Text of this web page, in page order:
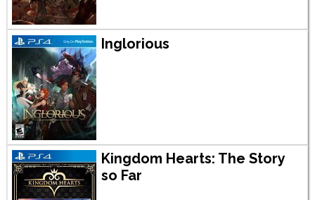
Inglorious
Kingdom Hearts: The Story
so Far